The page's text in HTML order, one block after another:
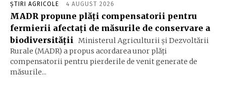
ȘTIRI AGRICOLE 4 AUGUST 2026
MADR propune plăţi compensatorii pentru
fermierii afectaţi de măsurile de conservare a
biodiversităţii Ministerul Agriculturii şi Dezvoltării
Rurale (MADR) a propus acordarea unor plăţi
compensatorii pentru pierderile de venit generate de
măsurile...